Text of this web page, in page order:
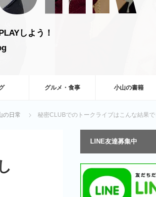
しよう！
グルメ・食事 小山の書籍
の日常 秘密CLUBでのトークライブはこんな結果で
LINE友達募集中